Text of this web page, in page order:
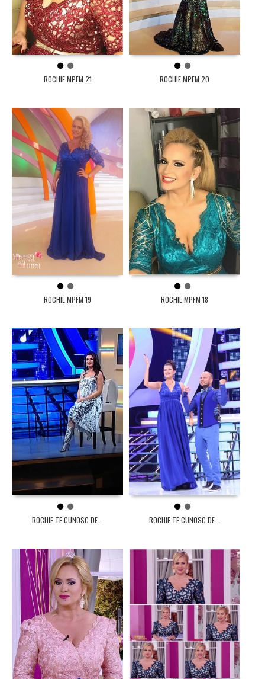
1 2
ROCHIE MPFM 21
1 2
ROCHIE MPFM 20
1 2
ROCHIE MPFM 19
1 2
ROCHIE MPFM 18
1 2
ROCHIE TE CUNOSC DE...
1 2
ROCHIE TE CUNOSC DE...